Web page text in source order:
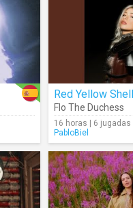
Red Yellow
Flo The Duchess
16 horas | 6 jugadas
PabloBiel